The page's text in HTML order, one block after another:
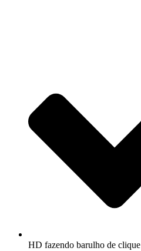
HD fazendo barulho de clique